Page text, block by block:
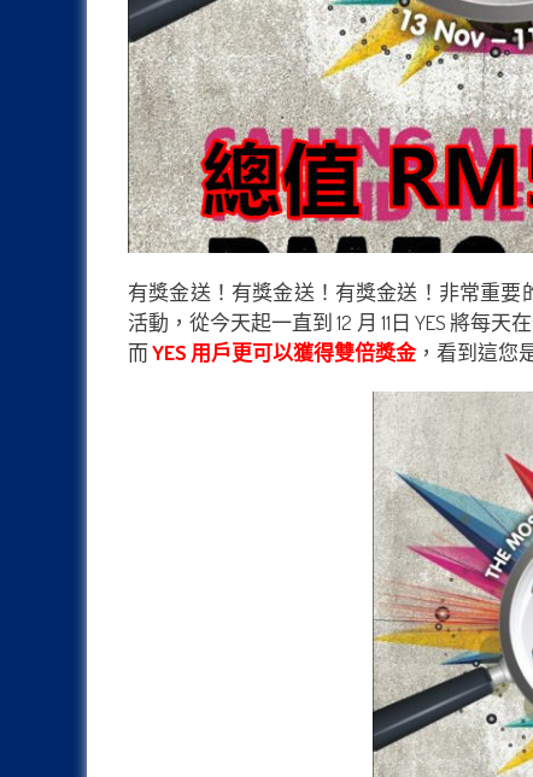
有獎金送！有獎金送！有獎金送！非常重要
活動，從今天起一直到 12 月 11日 YES 將每
而YES 用戶更可以獲得雙倍獎金，看到這您